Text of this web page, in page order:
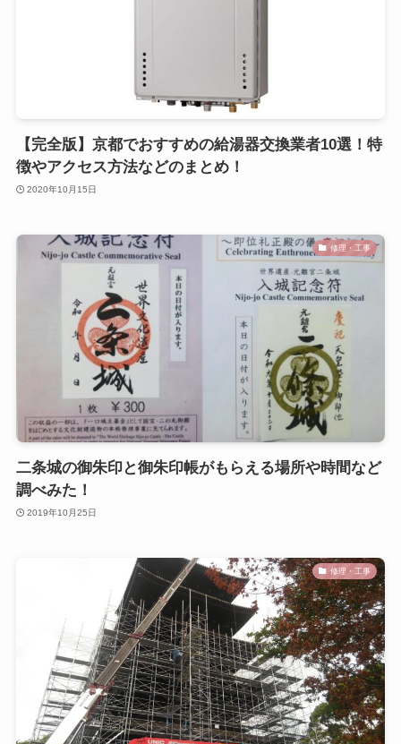
【完全版】京都でおすすめの給湯器交換業者10選！特
徴やアクセス方法などのまとめ！
2020年10月15日
修理・工事
二条城の御朱印と御朱印帳がもらえる場所や時間など
調べみた！
2019年10月25日
修理・工事